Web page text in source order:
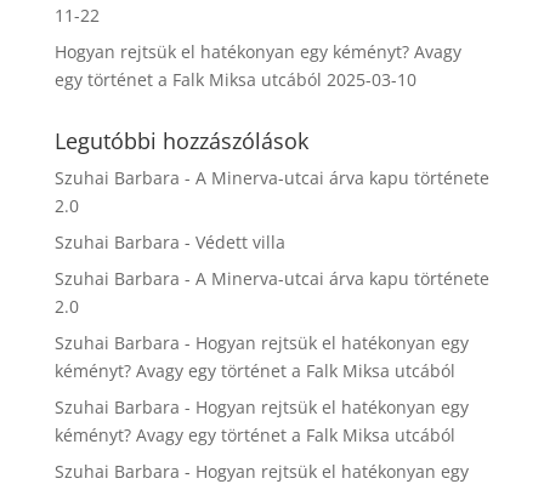
11-22
Hogyan rejtsük el hatékonyan egy kéményt? Avagy
egy történet a Falk Miksa utcából 2025-03-10
Legutóbbi hozzászólások
Szuhai Barbara - A Minerva-utcai árva kapu története
2.0
Szuhai Barbara - Védett villa
Szuhai Barbara - A Minerva-utcai árva kapu története
2.0
Szuhai Barbara - Hogyan rejtsük el hatékonyan egy
kéményt? Avagy egy történet a Falk Miksa utcából
Szuhai Barbara - Hogyan rejtsük el hatékonyan egy
kéményt? Avagy egy történet a Falk Miksa utcából
Szuhai Barbara - Hogyan rejtsük el hatékonyan egy